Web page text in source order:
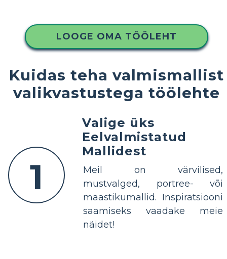
LOOGE OMA TÖÖLEHT
Kuidas teha valmismallist
valikvastustega töölehte
1
Valige üks
Eelvalmistatud
Mallidest
Meil on värvilised,
mustvalged, portree- või
maastikumallid. Inspiratsiooni
saamiseks vaadake meie
näidet!